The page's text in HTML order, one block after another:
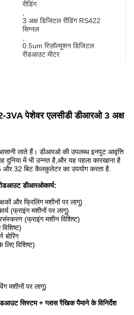
रीडिंग
3 अक्ष डिजिटल रीडिंग RS422
सिग्नल
0.5um रिज़ॉल्यूशन डिजिटल
रीडआउट मीटर
3VA पेशेवर एलसीडी डीआरओ 3 अक्ष
लाते हैं। डीआरओ की उपलब्ध इनपुट आवृत्ति
दुनिया में भी उन्नत है,और यह पहला कारखाना है
और 32 बिट कैलकुलेटर का उपयोग करता है.
डीआरओकार्य:
और फ्रिलिंग मशीनों पर लागू)
(फ्राइंग मशीनों पर लागू)
(फ्राइंग मशीन विशिष्ट)
बोरिंग
विशिष्ट)
मशीनों पर लागू)
सिस्टम + ग्लास रैखिक पैमाने के विनिर्देश